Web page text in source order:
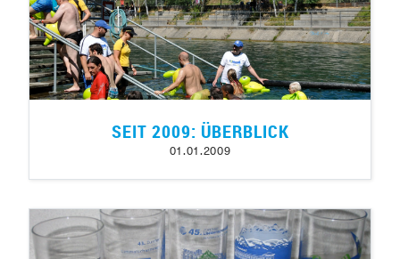
SEIT 2009: ÜBERBLICK
01.01.2009